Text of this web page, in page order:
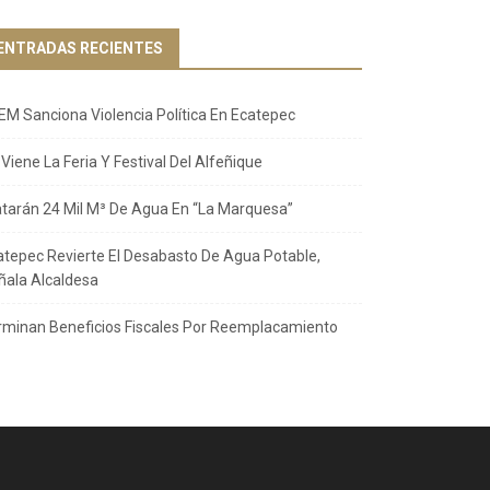
ENTRADAS RECIENTES
Sanciona Violencia Política En Ecatepec
La Feria Y Festival Del Alfeñique
24 Mil M³ De Agua En “La Marquesa”
Revierte El Desabasto De Agua Potable,
Alcaldesa
Beneficios Fiscales Por Reemplacamiento